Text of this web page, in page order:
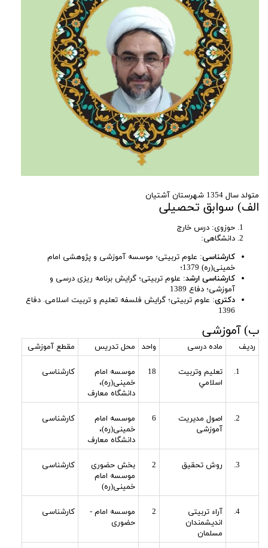
متولد سال 1354 شهرستان آشتیان
الف) سوابق تحصیلی
حوزوی: درس خارج
دانشگاهی:
کارشناسی: علوم تربیتی؛ موسسه آموزشی و پژوهشی امام
خمینی(ره) 1379؛
کارشناسی ارشد: علوم تربیتی؛ گرایش برنامه ریزی درسی و
آموزشی؛ دفاع 1389
دکتری: علوم تربیتی؛ گرایش فلسفه تعلیم و تربیت اسلامی. دفاع
1396
ب) آموزشی
رديف ماده درسی واحد محل تدریس مقطع آموزشی
تعليم وتربيت
اسلامي
18
موسسه امام
خمینی(ره)،
دانشگاه معارف
کارشناسی
اصول مدیریت
آموزشی
6
موسسه امام
خمینی(ره)،
دانشگاه معارف
کارشناسی
روش تحقیق 2
بخش حضوری
موسسه امام
خمینی(ره)
کارشناسی
آراء تربیتی
اندیشمندان
مسلمان
2
موسسه امام -
حضوری
کارشناسی